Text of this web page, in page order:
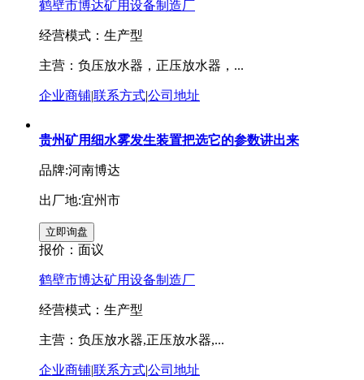
鹤壁市博达矿用设备制造厂
经营模式：生产型
主营：负压放水器，正压放水器，...
企业商铺|联系方式|公司地址
贵州矿用细水雾发生装置把选它的参数讲出来
品牌:河南博达
出厂地:宜州市
报价： 面议
鹤壁市博达矿用设备制造厂
经营模式：生产型
主营：负压放水器,正压放水器,...
企业商铺|联系方式|公司地址